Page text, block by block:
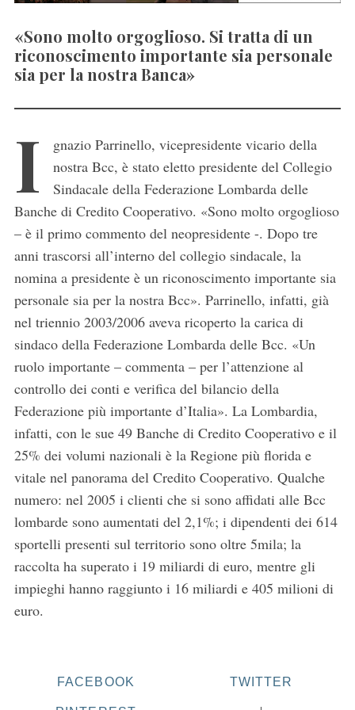
«Sono molto orgoglioso. Si tratta di un
riconoscimento importante sia personale
sia per la nostra Banca»
I
gnazio Parrinello, vicepresidente vicario della
nostra Bcc, è stato eletto presidente del Collegio
Sindacale della Federazione Lombarda delle
Banche di Credito Cooperativo. «Sono molto orgoglioso
– è il primo commento del neopresidente -. Dopo tre
anni trascorsi all’interno del collegio sindacale, la
nomina a presidente è un riconoscimento importante sia
personale sia per la nostra Bcc». Parrinello, infatti, già
nel triennio 2003/2006 aveva ricoperto la carica di
sindaco della Federazione Lombarda delle Bcc. «Un
ruolo importante – commenta – per l’attenzione al
controllo dei conti e verifica del bilancio della
Federazione più importante d’Italia». La Lombardia,
infatti, con le sue 49 Banche di Credito Cooperativo e il
25% dei volumi nazionali è la Regione più florida e
vitale nel panorama del Credito Cooperativo. Qualche
numero: nel 2005 i clienti che si sono affidati alle Bcc
lombarde sono aumentati del 2,1%; i dipendenti dei 614
sportelli presenti sul territorio sono oltre 5mila; la
raccolta ha superato i 19 miliardi di euro, mentre gli
impieghi hanno raggiunto i 16 miliardi e 405 milioni di
euro.
FACEBOOK TWITTER